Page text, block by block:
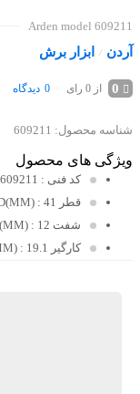
Arden model 609211
آردن / ابزار برش
0 از 0 رای 0 دیدگاه
شناسه محصول: 609211
ویژگی های محصول
کد فنی : 609211
قطر D(MM)
: 41
شفت D(MM) : 12
کارگیر H(MM)
: 19.1